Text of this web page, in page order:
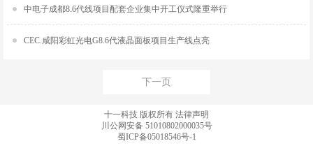
中电子成都8.6代线项目配套企业集中开工仪式隆重举行
CEC.咸阳彩虹光电G8.6代液晶面板项目生产线点亮
下一页
十一科技 版权所有 法律声明
川公网安备 51010802000035号
蜀ICP备05018546号-1